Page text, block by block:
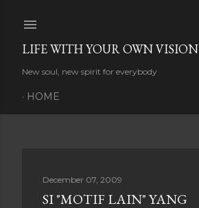
LIFE WITH YOUR OWN VISION
New soul, new spirit for everybody
HOME
December 07, 2009
SI "MOTIF LAIN" YANG